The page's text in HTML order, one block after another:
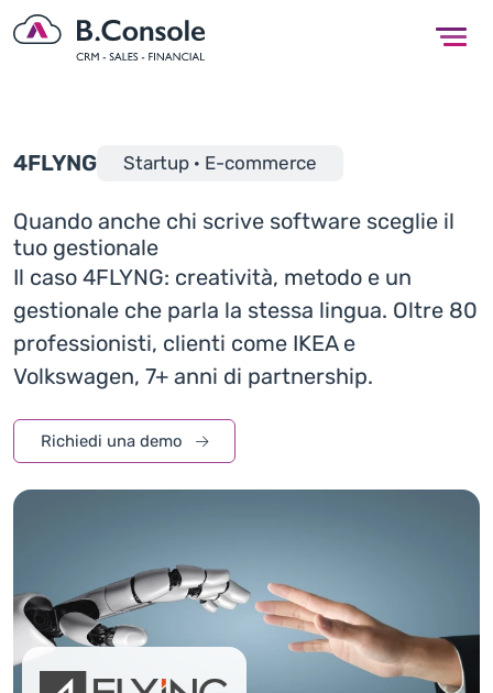
4FLYNG Startup · E-commerce
Quando anche chi scrive software sceglie il
tuo gestionale
Il caso 4FLYNG: creatività, metodo e un
gestionale che parla la stessa lingua. Oltre 80
professionisti, clienti come IKEA e
Volkswagen, 7+ anni di partnership.
Richiedi una demo